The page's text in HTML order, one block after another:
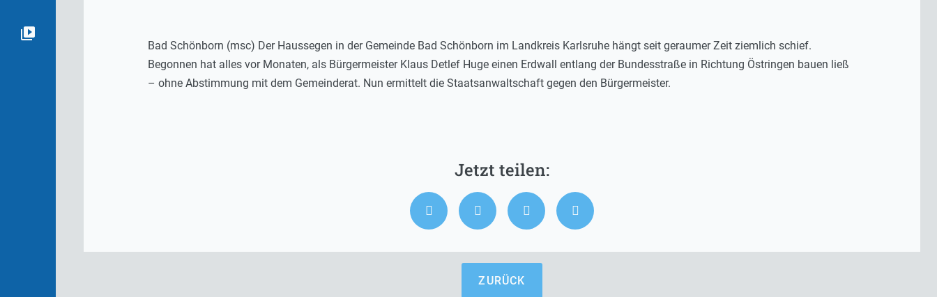
Bad Schönborn (msc) Der Haussegen in der Gemeinde Bad Schönborn im Landkreis Karlsruhe hängt seit geraumer Zeit ziemlich schief.
Begonnen hat alles vor Monaten, als Bürgermeister Klaus Detlef Huge einen Erdwall entlang der Bundesstraße in Richtung Östringen bauen ließ
– ohne Abstimmung mit dem Gemeinderat. Nun ermittelt die Staatsanwaltschaft gegen den Bürgermeister.
ZURÜCK